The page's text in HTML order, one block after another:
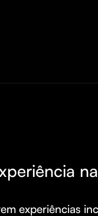
na
experiências